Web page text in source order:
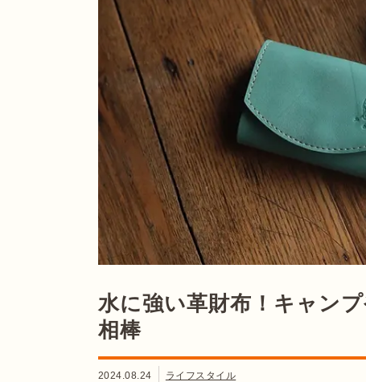
水に強い革財布！キャン
相棒
2024.08.24 ライフスタイル